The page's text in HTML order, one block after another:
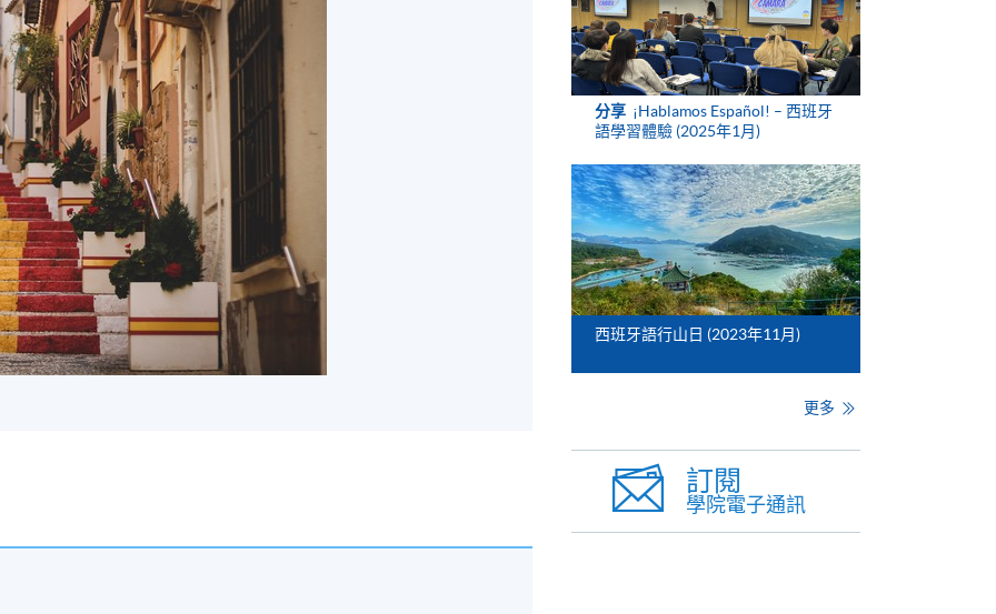
分享 ¡Hablamos Español! – 西班牙
語學習體驗 (2025年1月)
西班牙語行山日 (2023年11月)
更多
訂閱
學院電子通訊